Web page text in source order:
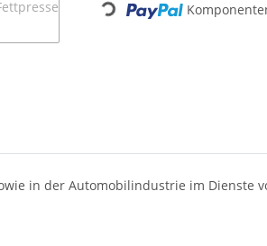
Loading...
in der Automobilindustrie im Dienste